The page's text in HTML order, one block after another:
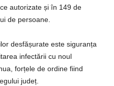
autorizate și în 149 de
de persoane.
desfășurate este siguranța
infectării cu noul
forțele de ordine fiind
județ.